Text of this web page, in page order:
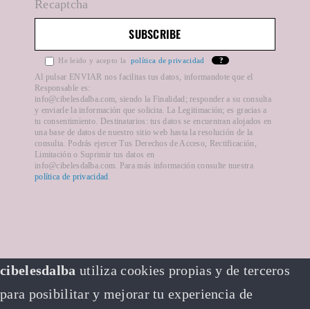
Formas de pago
Plazos de entrega
Recaptcha
He leido y acepto la política de privacidad ?
Al pulsar ENVIAR nos facilitas tus datos, informandote que el
Responsable es:
info@cibelesdalba.com, siendo la Finalidad; responder a su consulta
y enviarle la información que solicita. La Legitimación; es gracias a
tu consentimiento. Destinatarios: tus datos se encuentran alojados en
una base de datos de nuestro sitio web hasta la resolución de la
consulta. Podrás ejercer Tus Derechos de Acceso, Rectificación,
Limitación o Suprimir tus datos en
info@cibelesdalba.com. Para más información consulte nuestra
política de privacidad.
cibelesdalba utiliza cookies propias y de terceros
para posibilitar y mejorar tu experiencia de